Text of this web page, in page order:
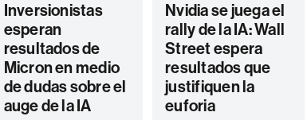
Inversionistas
esperan
resultados de
Micron en medio
de dudas sobre el
auge de la IA
Nvidia se juega el
rally de la IA: Wall
Street espera
resultados que
justifiquen la
euforia